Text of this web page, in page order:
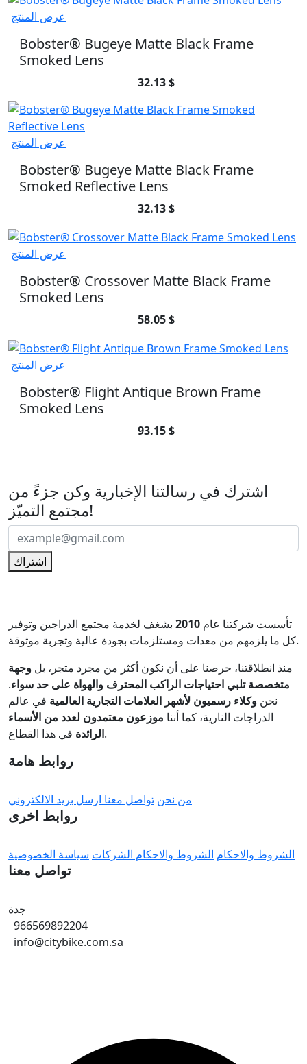
عرض المنتج
Bobster® Bugeye Matte Black Frame
Smoked Lens
32.13 $
عرض المنتج
Bobster® Bugeye Matte Black Frame
Smoked Reflective Lens
32.13 $
عرض المنتج
Bobster® Crossover Matte Black Frame
Smoked Lens
58.05 $
عرض المنتج
Bobster® Flight Antique Brown Frame
Smoked Lens
93.15 $
اشترك في رسالتنا الإخبارية وكن جزءً من
مجتمع التميّز!
اشتراك
تأسست شركتنا عام 2010 بشغف لخدمة مجتمع الدراجين وتوفير
كل ما يلزمهم من معدات ومستلزمات بجودة عالية وتجربة موثوقة.
منذ انطلاقتنا، حرصنا على أن نكون أكثر من مجرد متجر، بل وجهة
متخصصة تلبي احتياجات الراكب المحترف والهواة على حد سواء.
نحن وكلاء رسميون لأشهر العلامات التجارية العالمية في عالم
الدراجات النارية، كما أننا موزعون معتمدون لعدد من الأسماء
الرائدةفي هذا القطاع.
روابط هامة
من نحن تواصل معنا ارسل بريد الالكتروني
روابط اخرى
الشروط والاحكام الشروط والاحكام الشركات سياسة الخصوصية
تواصل معنا
جدة
966569892204
info@citybike.com.sa